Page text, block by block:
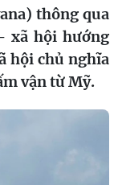
thông qua
xã hội hướng
hội chủ nghĩa
vận từ Mỹ.